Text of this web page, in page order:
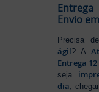
Envio
Precisa
ágil? A
Entrega
seja
dia ,